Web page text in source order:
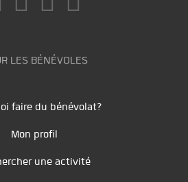
LES BÉNÉVOLES
faire du bénévolat?
Mon profil
une activité